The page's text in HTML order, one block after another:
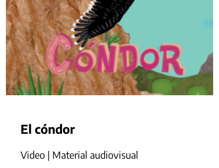
El cóndor
Video | Material audiovisual